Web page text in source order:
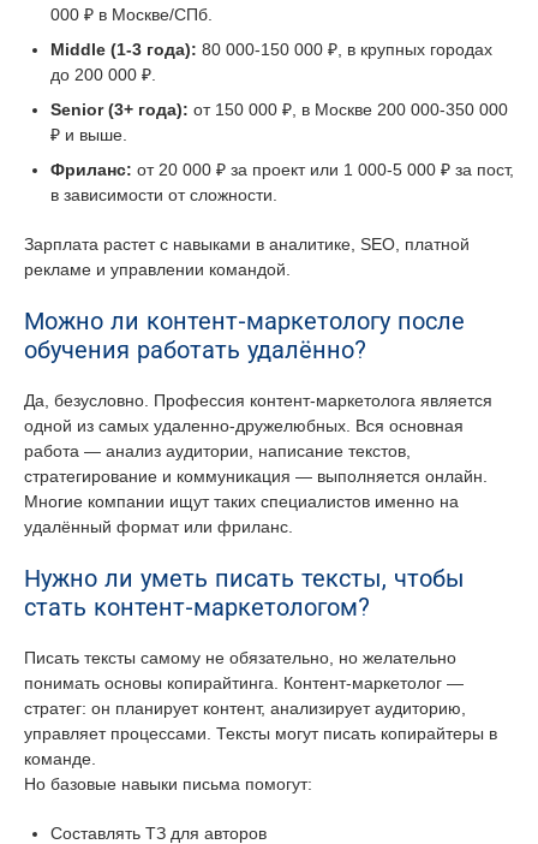
000 ₽ в Москве/СПб.
Middle (1-3 года): 80 000-150 000 ₽, в крупных городах
до 200 000 ₽.
Senior (3+ года): от 150 000 ₽, в Москве 200 000-350 000
₽ и выше.
Фриланс: от 20 000 ₽ за проект или 1 000-5 000 ₽ за пост,
в зависимости от сложности.
Зарплата растет с навыками в аналитике, SEO, платной
рекламе и управлении командой.
Можно ли контент-маркетологу после
обучения работать удалённо?
Да, безусловно. Профессия контент-маркетолога является
одной из самых удаленно-дружелюбных. Вся основная
работа — анализ аудитории, написание текстов,
стратегирование и коммуникация — выполняется онлайн.
Многие компании ищут таких специалистов именно на
удалённый формат или фриланс.
Нужно ли уметь писать тексты, чтобы
стать контент-маркетологом?
Писать тексты самому не обязательно, но желательно
понимать основы копирайтинга. Контент-маркетолог —
стратег: он планирует контент, анализирует аудиторию,
управляет процессами. Тексты могут писать копирайтеры в
команде.
Но базовые навыки письма помогут:
Составлять ТЗ для авторов